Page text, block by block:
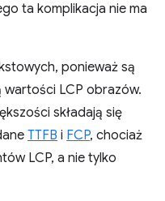
ta komplikacja nie ma
ponieważ są
wartości LCP obrazów.
składają się
TTFB i FCP, chociaż
LCP, a nie tylko